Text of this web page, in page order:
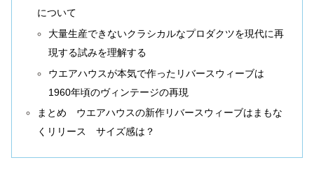
について
大量生産できないクラシカルなプロダクツを現代に再
現する試みを理解する
ウエアハウスが本気で作ったリバースウィーブは
1960年頃のヴィンテージの再現
まとめ ウエアハウスの新作リバースウィーブはまもな
くリリース サイズ感は？